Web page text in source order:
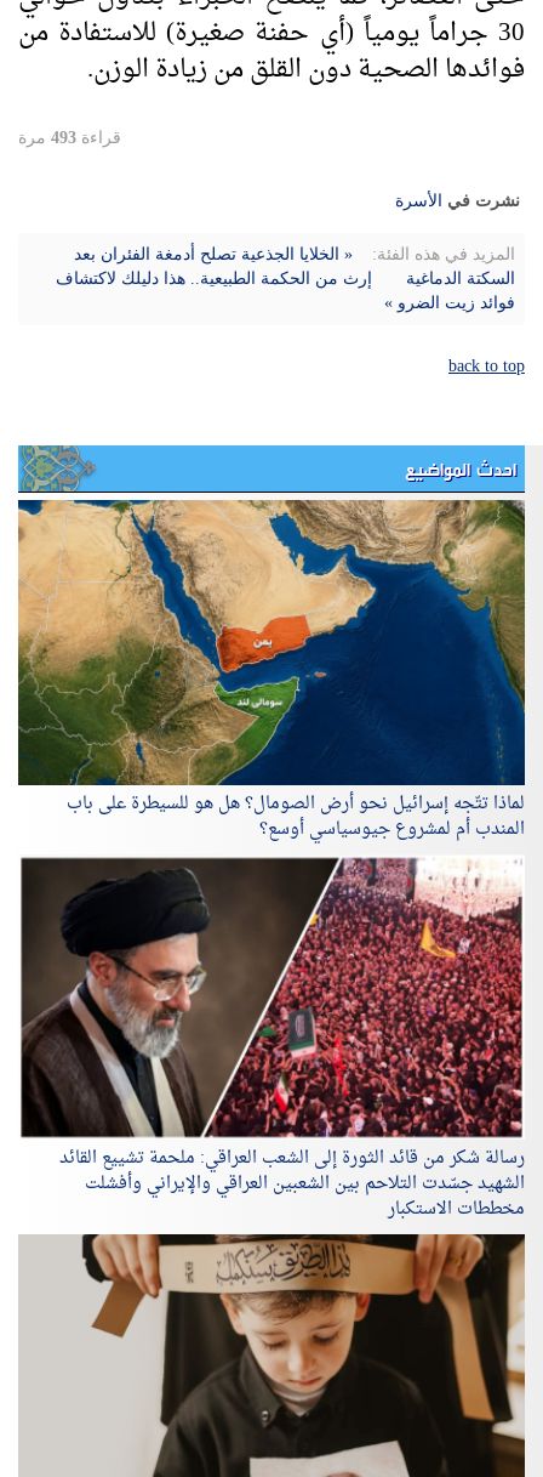
30 جراماً يومياً (أي حفنة صغيرة) للاستفادة من
فوائدها الصحية دون القلق من زيادة الوزن.
قراءة 493 مرة
نشرت في الأسرة
المزيد في هذه الفئة:
« الخلايا الجذعية تصلح أدمغة الفئران بعد
السكتة الدماغية
إرث من الحكمة الطبيعية.. هذا دليلك لاكتشاف
فوائد زيت الضرو »
back to top
احدث المواضيع
لماذا تتّجه إسرائيل نحو أرض الصومال؟ هل هو للسيطرة على باب
المندب أم لمشروع جيوسياسي أوسع؟
رسالة شكر من قائد الثورة إلى الشعب العراقي: ملحمة تشييع القائد
الشهيد جسّدت التلاحم بين الشعبين العراقي والإيراني وأفشلت
مخططات الاستكبار